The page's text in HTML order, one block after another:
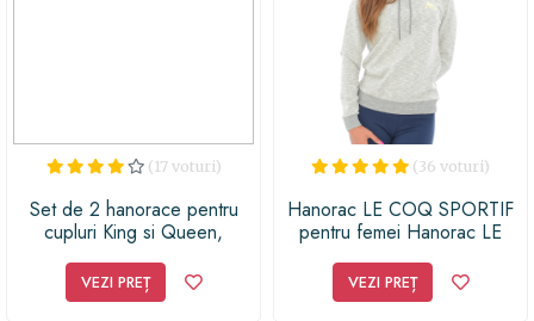
(17 voturi)
Set de 2 hanorace pentru
cupluri King si Queen,
VEZI PREȚ
(36 voturi)
Hanorac LE COQ SPORTIF
pentru femei Hanorac LE
FANTAISIE NYON PO
HOOD W
VEZI PREȚ